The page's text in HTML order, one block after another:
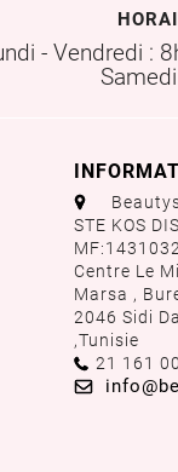
- Vendredi :
aaa
STE KOS
Centre Le
Marsa ,
2046 Sidi
,Tunisie
Call us:
21 161
Email us: